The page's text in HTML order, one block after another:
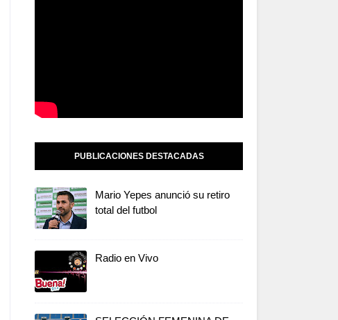
PUBLICACIONES DESTACADAS
Mario Yepes anunció su retiro
total del futbol
Radio en Vivo